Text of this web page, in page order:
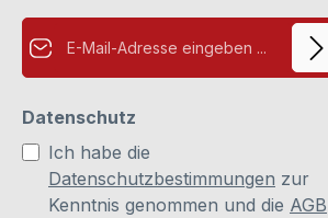
E-Mail-Adresse*
Datenschutz
Ich habe die
Datenschutzbestimmungen zur
Kenntnis genommen und die AGB